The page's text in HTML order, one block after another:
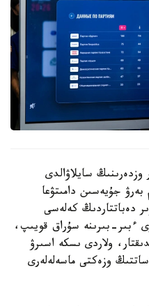
وزدەرىنىڭ سايلاۋالدى
بەرۋ جۇيەسىن دامىتۋعا
دەباتتاردىڭ كەلەسى
ءبىر-بىرىنە سۇراق قويىپ،
ولاردى ىسكە اسىرۋ
وزەكتى ماسەلەلەرى